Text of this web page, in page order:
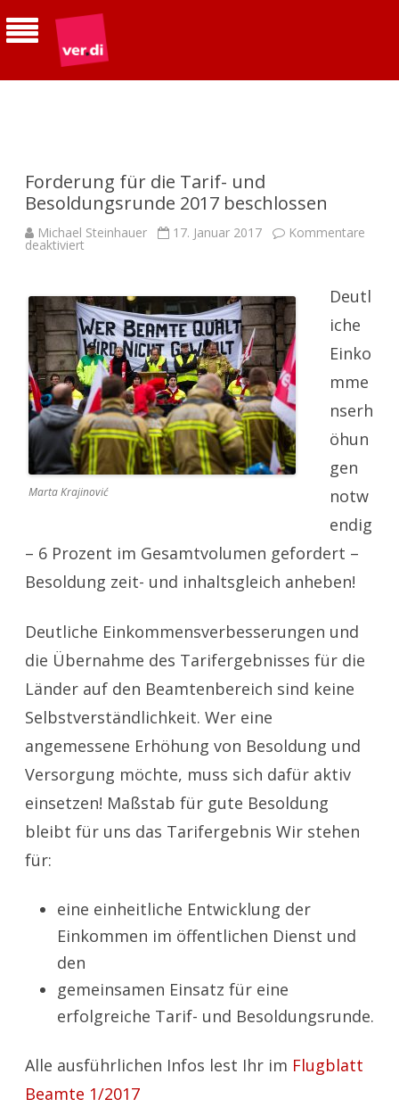
Forderung für die Tarif- und
Besoldungsrunde 2017 beschlossen
Michael Steinhauer 17. Januar 2017 Kommentare
deaktiviert
Tarif-
und
Besoldungsrunde
2017
beschlossen
Marta Krajinović
Deutl
iche
Einko
mme
nserh
öhun
gen
notw
endig
– 6 Prozent im Gesamtvolumen gefordert –
Besoldung zeit- und inhaltsgleich anheben!
Deutliche Einkommensverbesserungen und
die Übernahme des Tarifergebnisses für die
Länder auf den Beamtenbereich sind keine
Selbstverständlichkeit. Wer eine
angemessene Erhöhung von Besoldung und
Versorgung möchte, muss sich dafür aktiv
einsetzen! Maßstab für gute Besoldung
bleibt für uns das Tarifergebnis Wir stehen
für:
eine einheitliche Entwicklung der
Einkommen im öffentlichen Dienst und
den
gemeinsamen Einsatz für eine
erfolgreiche Tarif- und Besoldungsrunde.
Alle ausführlichen Infos lest Ihr im Flugblatt
Beamte 1/2017